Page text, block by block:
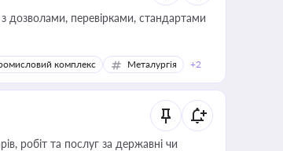
дозволами, перевірками, стандартами
комплекс Металургія +2
робіт та послуг за державні чи